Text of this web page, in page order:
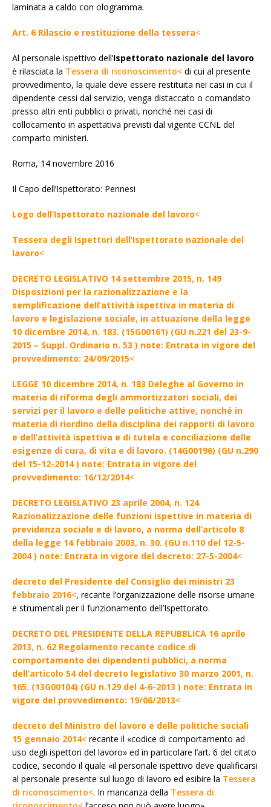
laminata a caldo con ologramma.
Art. 6 Rilascio e restituzione della tessera<
Al personale ispettivo dell’Ispettorato nazionale del lavoro
è rilasciata la Tessera di riconoscimento< di cui al presente
provvedimento, la quale deve essere restituita nei casi in cui il
dipendente cessi dal servizio, venga distaccato o comandato
presso altri enti pubblici o privati, nonché nei casi di
collocamento in aspettativa previsti dal vigente CCNL del
comparto ministeri.
Roma, 14 novembre 2016
Il Capo dell’Ispettorato: Pennesi
Logo dell’Ispettorato nazionale del lavoro<
Tessera degli Ispettori dell’Ispettorato nazionale del
lavoro<
DECRETO LEGISLATIVO 14 settembre 2015, n. 149
Disposizioni per la razionalizzazione e la
semplificazione dell’attività ispettiva in materia di
lavoro e legislazione sociale, in attuazione della legge
10 dicembre 2014, n. 183. (15G00161) (GU n.221 del 23-9-
2015 – Suppl. Ordinario n. 53 ) note: Entrata in vigore del
provvedimento: 24/09/2015<
LEGGE 10 dicembre 2014, n. 183 Deleghe al Governo in
materia di riforma degli ammortizzatori sociali, dei
servizi per il lavoro e delle politiche attive, nonché in
materia di riordino della disciplina dei rapporti di lavoro
e dell’attività ispettiva e di tutela e conciliazione delle
esigenze di cura, di vita e di lavoro. (14G00196) (GU n.290
del 15-12-2014 ) note: Entrata in vigore del
provvedimento: 16/12/2014<
DECRETO LEGISLATIVO 23 aprile 2004, n. 124
Razionalizzazione delle funzioni ispettive in materia di
previdenza sociale e di lavoro, a norma dell’articolo 8
della legge 14 febbraio 2003, n. 30. (GU n.110 del 12-5-
2004 ) note: Entrata in vigore del decreto: 27-5-2004<
decreto del Presidente del Consiglio dei ministri 23
febbraio 2016<, recante l’organizzazione delle risorse umane
e strumentali per il funzionamento dell’Ispettorato.
DECRETO DEL PRESIDENTE DELLA REPUBBLICA 16 aprile
2013, n. 62 Regolamento recante codice di
comportamento dei dipendenti pubblici, a norma
dell’articolo 54 del decreto legislativo 30 marzo 2001, n.
165. (13G00104) (GU n.129 del 4-6-2013 ) note: Entrata in
vigore del provvedimento: 19/06/2013<
decreto del Ministro del lavoro e delle politiche sociali
15 gennaio 2014< recante il «codice di comportamento ad
uso degli ispettori del lavoro» ed in particolare l’art. 6 del citato
codice, secondo il quale «il personale ispettivo deve qualificarsi
al personale presente sul luogo di lavoro ed esibire la Tessera
di riconoscimento<. In mancanza della Tessera di